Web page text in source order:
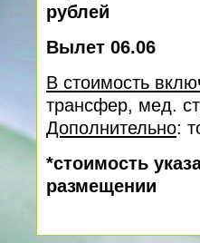
рублей
Вылет 06.06
В стоимость
трансфер, мед.
Дополнительно:
*стоимость
размещении